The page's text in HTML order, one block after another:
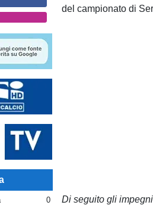
0
del campionato di
Di seguito gli